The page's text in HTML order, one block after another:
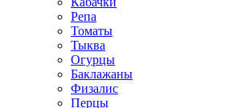
Репа
Томаты
Тыква
Огурцы
Баклажаны
Физалис
Перцы